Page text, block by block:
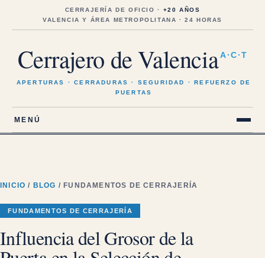
CERRAJERÍA DE OFICIO · +20 AÑOS
VALENCIA Y ÁREA METROPOLITANA · 24 HORAS
Cerrajero de Valencia A·C·T
APERTURAS · CERRADURAS · SEGURIDAD · REFUERZO DE
PUERTAS
MENÚ
INICIO / BLOG / FUNDAMENTOS DE CERRAJERÍA
FUNDAMENTOS DE CERRAJERÍA
Influencia del Grosor de la